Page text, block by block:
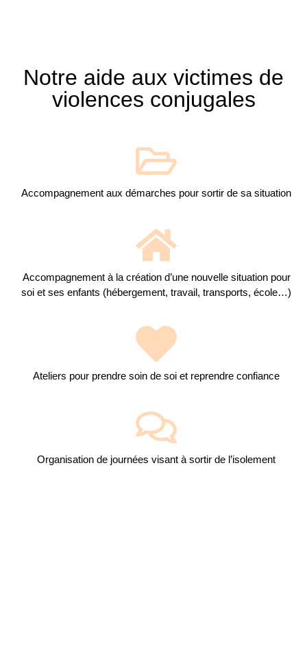
Notre aide aux victimes de
violences conjugales
Accompagnement aux démarches pour sortir de sa situation
Accompagnement à la création d’une nouvelle situation pour
soi et ses enfants (hébergement, travail, transports, école…)
Ateliers pour prendre soin de soi et reprendre confiance
Organisation de journées visant à sortir de l’isolement